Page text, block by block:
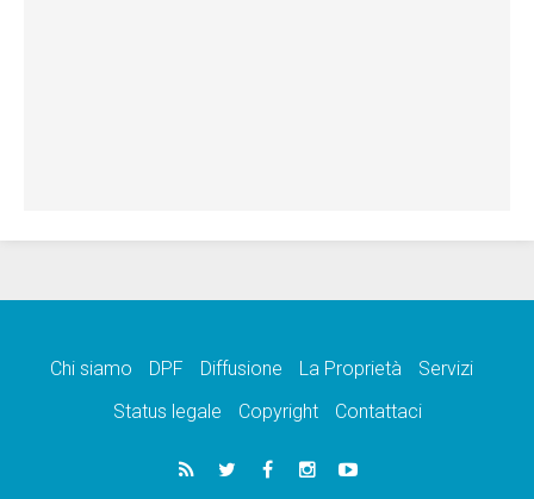
Chi siamo DPF Diffusione La Proprietà
Servizi
Status legale
Copyright Contattaci